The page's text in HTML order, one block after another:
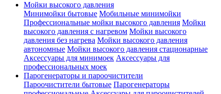
Мойки высокого давления
Минимойки бытовые Мобильные минимойки
Профессиональные мойки высокого давления Мойки
высокого давления с нагревом Мойки высокого
давления без нагрева Мойки высокого давления
автономные Мойки высокого давления стационарные
Аксессуары для минимоек Аксессуары для
профессиональных моек
Парогенераторы и пароочистители
Пароочистители бытовые Парогенераторы